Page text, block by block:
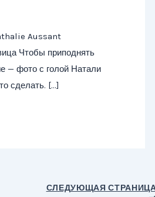
Aussant
Чтобы приподнять
— фото с голой Натали
сделать. […]
СЛЕДУЮЩАЯ